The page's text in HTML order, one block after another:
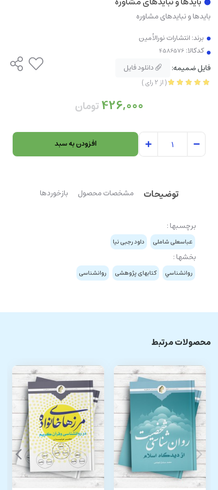
بایدها و نبایدهای مشاوره
برند: انتشارات نورالأمین
کدکالا:
فایل ضمیمه: دانلود فایل
(از2رای)
426,000تومان
افزودن به سبد
توضیحات مشخصات محصول بازخوردها
برچسبها :
عباسعلی شاملی داود رجبی نیا
بخشها :
روانشناسي کتابهای پژوهشی روانشناسی
محصولات مرتبط